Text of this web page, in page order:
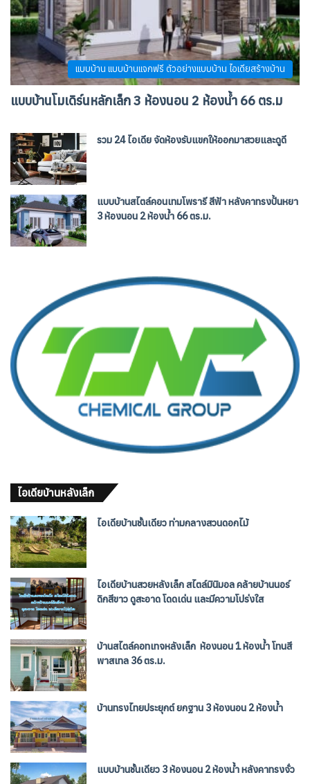
แบบบ้าน แบบบ้านแจกฟรี ตัวอย่างแบบบ้าน ไอเดียสร้างบ้าน
แบบบ้านโมเดิร์นหลักเล็ก 3 ห้องนอน 2 ห้องน้ำ 66 ตร.ม
รวม 24 ไอเดีย จัดห้องรับแขกให้ออกมาสวยและดูดี
แบบบ้านสไตล์คอนเทมโพรารี สีฟ้า หลังคาทรงปั้นหยา
3 ห้องนอน 2 ห้องน้ำ 66 ตร.ม.
ไอเดียบ้านหลังเล็ก
ไอเดียบ้านชั้นเดียว ท่ามกลางสวนดอกไม้
ไอเดียบ้านสวยหลังเล็ก สไตล์มินิมอล คล้ายบ้านนอร์
ดิกสีขาว ดูสะอาด โดดเด่น และมีความโปร่งใส
บ้านสไตล์คอทเทจหลังเล็ก ห้องนอน 1 ห้องน้ำ โทนสี
พาสเทล 36 ตร.ม.
บ้านทรงไทยประยุกต์ ยกฐาน 3 ห้องนอน 2 ห้องน้ำ
แบบบ้านชั้นเดียว 3 ห้องนอน 2 ห้องน้ำ หลังคาทรงจั่ว